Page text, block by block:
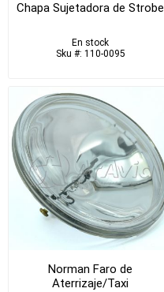
Chapa Sujetadora de Strobe
En stock
Sku #: 110-0095
Norman Faro de
Aterrizaje/Taxi